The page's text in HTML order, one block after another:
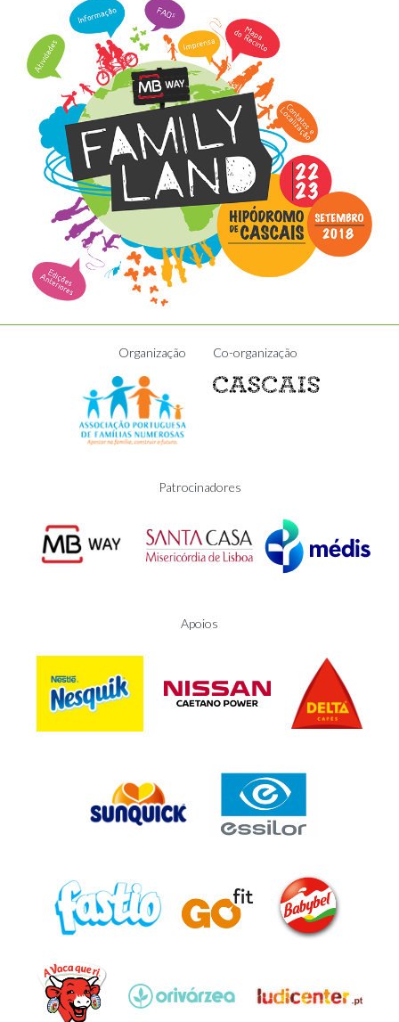
Organização Co-organização
Patrocinadores
Apoios